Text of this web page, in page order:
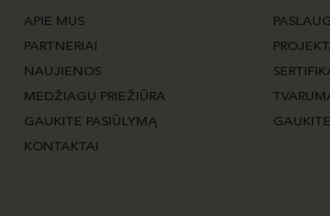
APIE MUS
PARTNERIAI
NAUJIENOS
MEDŽIAGŲ PRIEŽIŪRA
GAUKITE PASIŪLYMĄ
KONTAKTAI